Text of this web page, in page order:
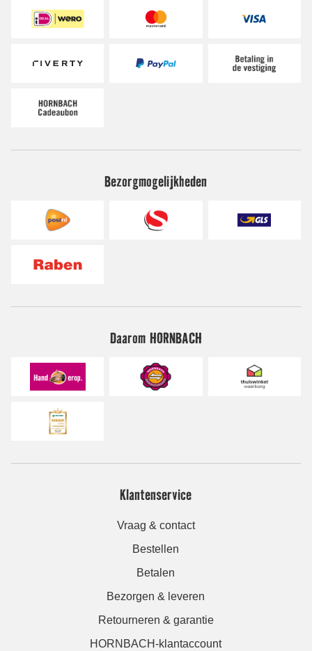
Bezorgmogelijkheden
Daarom HORNBACH
Klantenservice
Vraag & contact
Bestellen
Betalen
Bezorgen & leveren
Retourneren & garantie
HORNBACH-klantaccount